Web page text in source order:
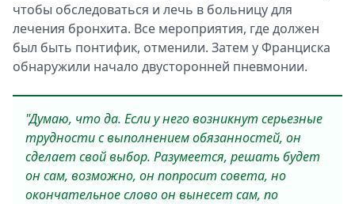
чтобы обследоваться и лечь в больницу для
лечения бронхита. Все мероприятия, где должен
был быть понтифик, отменили. Затем у Франциска
обнаружили начало двусторонней пневмонии.
"Думаю, что да. Если у него возникнут серьезные
трудности с выполнением обязанностей, он
сделает свой выбор. Разумеется, решать будет
он сам, возможно, он попросит совета, но
окончательное слово он вынесет сам, по